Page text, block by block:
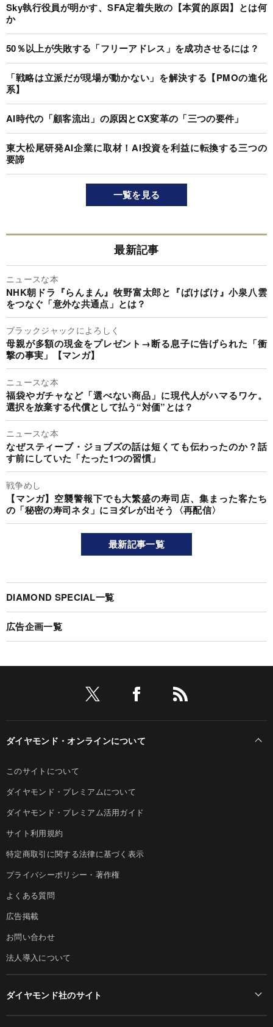
Sky執行役員が明かす、SFA定着失敗の【本質的原因】とは何
か
50％以上が失敗する「フリーアドレス」を成功させるには？
「戦略は立派だが現場が動かない」を解決する【PMOの進化
系】
AI時代の「顧客流出」の原因とCX変革の「三つの要件」
東大松尾研発AI企業に取材！AI投資を利益に転換する三つの
要諦
一覧を見る
最新記事
ニュースな本
NHK朝ドラ『らんまん』牧野富太郎と『ばけばけ』小泉八雲
をつなぐ「意外な共通点」とは？
ブラックジャックによろしく
母親が多額の現金をプレゼント→断る息子に告げられた「衝
撃の事実」【マンガ】
ニュースな本
福袋やガチャなど「選べない商品」に現代人がハマるワケ。
選択を放棄する代償として払う“対価”とは？
ニュースな本
なぜスティーブ・ジョブズの話は短くても伝わったのか？話
す前にしていた「たった1つの習慣」
戦争めし
【マンガ】空襲警報下でも大繁盛の寿司店、集まった客たち
の「秘密の寿司ネタ」にヨダレが出そう〈再配信〉
最新記事一覧
DIAMOND SPECIAL一覧
広告企画一覧
ダイヤモンド・オンラインについて
このサイトについて
ダイヤモンド・プレミアムについて
ダイヤモンド・プレミアム活用ガイド
サイト利用規約
特定商取引に関する法律に基づく表示
プライバシーポリシー・著作権
よくある質問
広告掲載
お問い合わせ
法人導入について
ダイヤモンド社のサイト